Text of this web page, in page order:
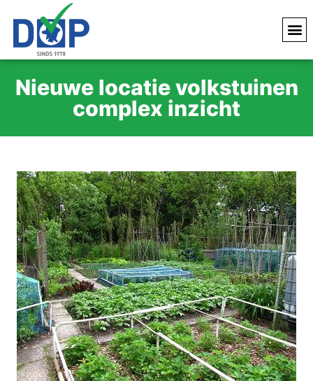
Nieuwe locatie volkstuinen
complex inzicht